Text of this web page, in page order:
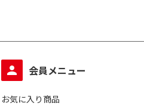
会員メニュー
お気に入り商品